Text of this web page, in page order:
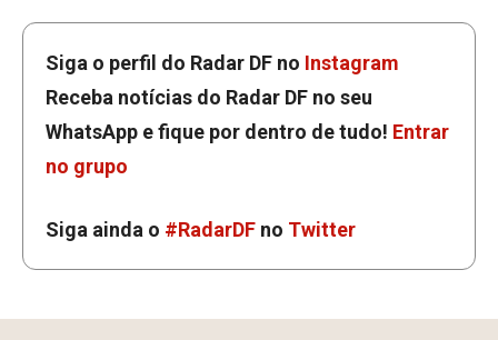
Siga o perfil do Radar DF no Instagram
Receba notícias do Radar DF no seu
WhatsApp e fique por dentro de tudo! Entrar
no grupo
Siga ainda o #RadarDF no Twitter